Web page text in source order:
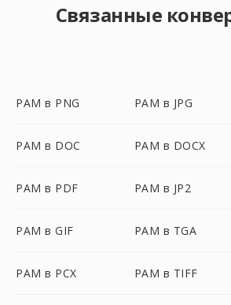
Связанные
PAM в PNG PAM в JPG
PAM в DOC PAM в DOCX
PAM в PDF PAM в JP2
PAM в GIF PAM в TGA
PAM в PCX PAM в TIFF